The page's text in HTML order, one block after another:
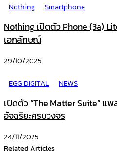
Nothing
Smartphone
Nothing เปิดตัว Phone (3a)
เอกลักษณ์
29/10/2025
EGG DIGITAL
NEWS
เปิดตัว “The Matter Suite” แ
อัจฉริยะครบวงจร
24/11/2025
Related Articles